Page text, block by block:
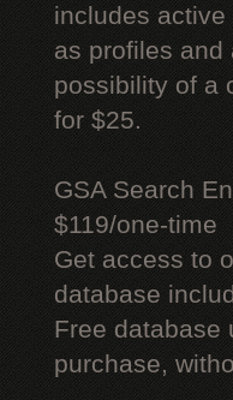
includes
as profiles and
possibility of a
for $25.
GSA Search
$119/one-time
Get access to
database
Free database
purchase,